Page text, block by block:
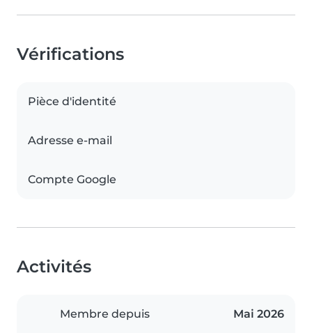
Vérifications
Pièce d'identité
Adresse e-mail
Compte Google
Activités
Membre depuis Mai 2026